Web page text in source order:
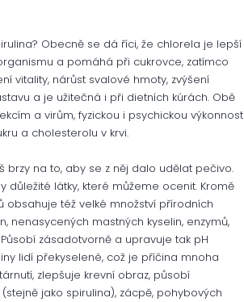
Obecně se dá říci, že chlorela je lepší
a pomáhá při cukrovce, zatímco
vitality, nárůst svalové hmoty, zvýšení
a je užitečná i při dietních kúrách. Obě
a virům, fyzickou i psychickou výkonnost
a cholesterolu v krvi.
brzy na to, aby se z něj dalo udělat pečivo.
důležité látky, které můžeme ocenit. Kromě
též velké množství přírodních
nenasycených mastných kyselin, enzymů,
zásadotvorně a upravuje tak pH
lidí překyselené, což je příčina mnoha
zlepšuje krevní obraz, působí
jako spirulina), zácpě, pohybových